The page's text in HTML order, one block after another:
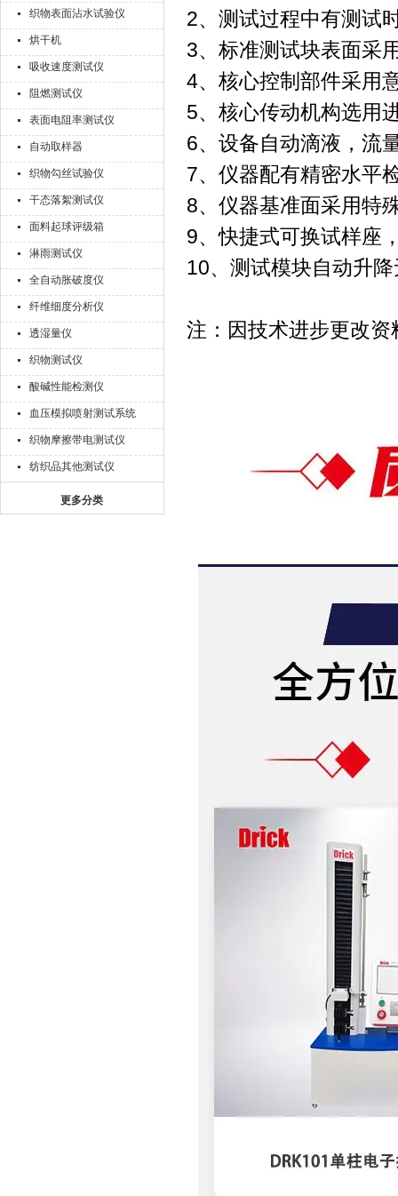
织物表面沾水试验仪
烘干机
吸收速度测试仪
阻燃测试仪
表面电阻率测试仪
自动取样器
织物勾丝试验仪
干态落絮测试仪
面料起球评级箱
淋雨测试仪
全自动胀破度仪
纤维细度分析仪
透湿量仪
织物测试仪
酸碱性能检测仪
血压模拟喷射测试系统
织物摩擦带电测试仪
纺织品其他测试仪
更多分类
2、测试过程中有测试
3、标准测试块表面采
4、核心控制部件采用
5、核心传动机构选用
6、设备自动滴液，流
7、仪器配有精密水平
8、仪器基准面采用特
9、快捷式可换试样座
10、测试模块自动升
注：因技术进步更改